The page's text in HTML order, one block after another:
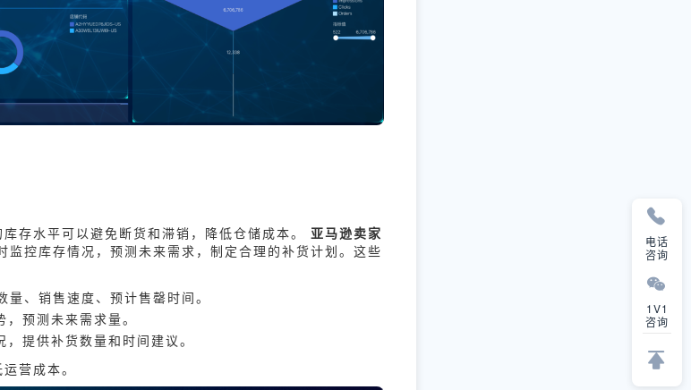
存水平可以避免断货和滞销，降低仓储成本。 亚马逊卖家
监控库存情况，预测未来需求，制定合理的补货计划。这些
、销售速度、预计售罄时间。
预测未来需求量。
提供补货数量和时间建议。
营成本。
电话
咨询
1V1
咨询